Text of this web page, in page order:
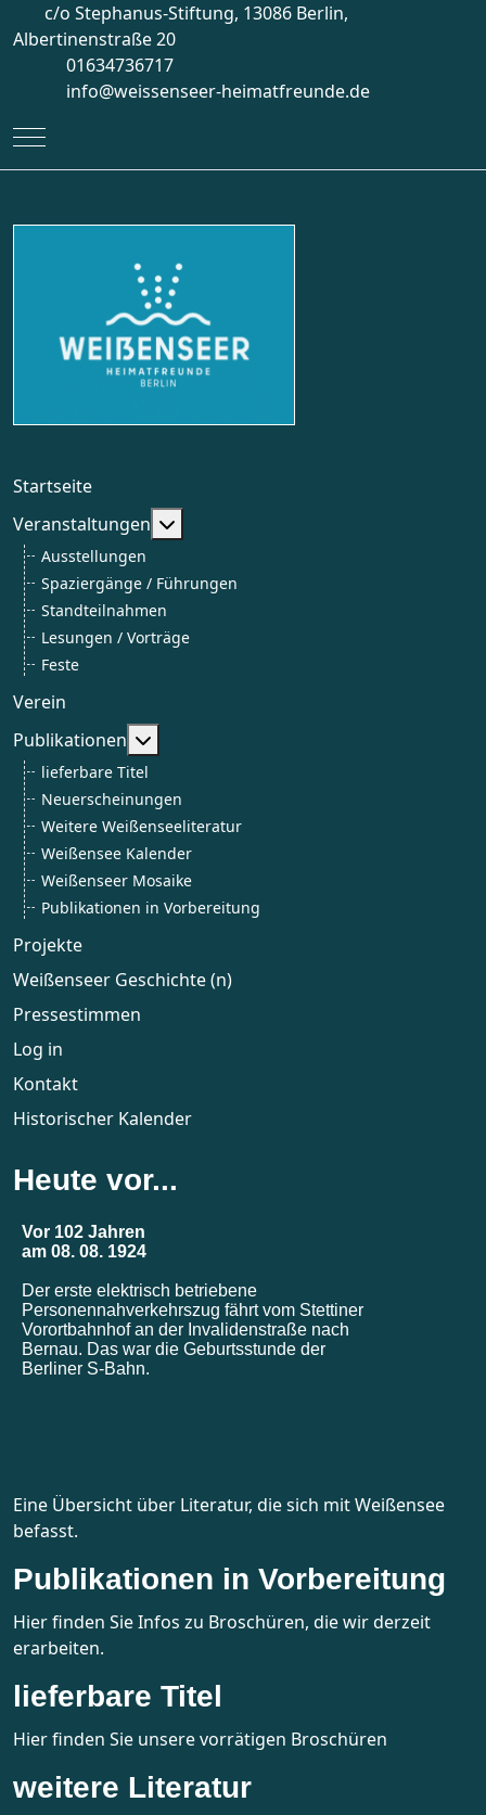
c/o Stephanus-Stiftung, 13086 Berlin,
Albertinenstraße 20
01634736717
info@weissenseer-heimatfreunde.de
Mobile Menu Toggle
Startseite
Veranstaltungen
Weitere Informationen:
Ausstellungen
Spaziergänge / Führungen
Standteilnahmen
Lesungen / Vorträge
Feste
Verein
Publikationen
Weitere Informationen: Publikationen
lieferbare Titel
Neuerscheinungen
Weitere Weißenseeliteratur
Weißensee Kalender
Weißenseer Mosaike
Publikationen in Vorbereitung
Projekte
Weißenseer Geschichte (n)
Pressestimmen
Log in
Kontakt
Historischer Kalender
Heute vor...
Eine Übersicht über Literatur, die sich mit Weißensee
befasst.
Publikationen in Vorbereitung
Hier finden Sie Infos zu Broschüren, die wir derzeit
erarbeiten.
lieferbare Titel
Hier finden Sie unsere vorrätigen Broschüren
weitere Literatur